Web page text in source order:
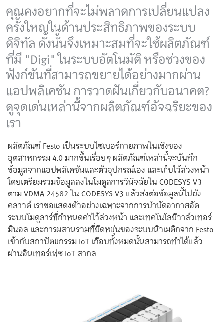
คุณคงอยากที่จะไม่พลาดการเปลี่ยนแปลง
ครั้งใหญ่ในด้านประสิทธิภาพของระบบ
ดิจิทัล ดังนั้นจึงเหมาะสมที่จะใช้ผลิตภัณฑ์
ที่มี "Digi" ในระบบอัตโนมัติ หรือช่วงของ
ฟังก์ชันที่สามารถขยายได้อย่างมากผ่าน
แอปพลิเคชัน การวาดฝันเกี่ยวกับอนาคต?
ดูจุดเด่นเหล่านี้จากผลิตภัณฑ์อัจฉริยะของ
เรา
ผลิตภัณฑ์ Festo เป็นระบบไซเบอร์กายภาพในเชิงของ
อุตสาหกรรม 4.0 มากขึ้นเรื่อยๆ ผลิตภัณฑ์เหล่านี้จะบันทึก
ข้อมูลจากแอปพลิเคชันและตัวอุปกรณ์เอง และเก็บไว้ล่วงหน้า
โดยเตรียมรวมข้อมูลลงในโมดูลการวินิจฉัยใน CODESYS V3
ตาม VDMA 24582 ใน CODESYS V3 แล้วส่งต่อข้อมูลนี้ไปยัง
คลาวด์ เราขอแสดงตัวอย่างเฉพาะจากการบำบัดอากาศอัด
ระบบโมดูลาร์ที่กำหนดค่าไว้ล่วงหน้า และเทคโนโลยีวาล์วเทอร์
มินอล และการผสานรวมที่ยืดหยุ่นของระบบนิวเมติกจาก Festo
เข้ากับสถาปัตยกรรม IoT เกือบทั้งหมดนั้นสามารถทำได้แล้ว
ผ่านอินเทอร์เฟซ IoT สากล